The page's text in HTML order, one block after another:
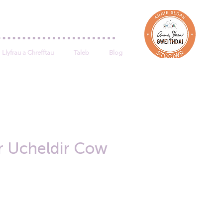
Llyfrau a Chrefftau Taleb Blog
Ucheldir Cow